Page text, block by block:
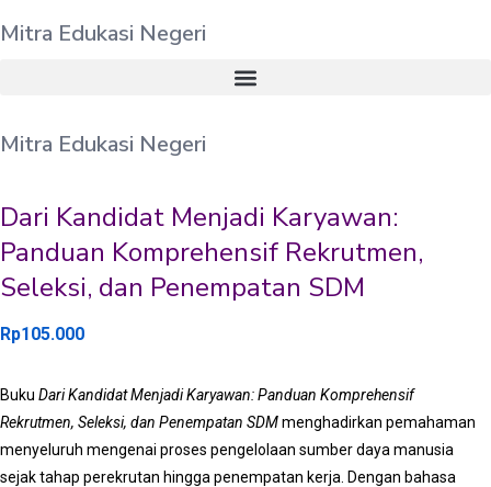
Mitra Edukasi Negeri
Mitra Edukasi Negeri
Dari Kandidat Menjadi Karyawan:
Panduan Komprehensif Rekrutmen,
Seleksi, dan Penempatan SDM
Rp105.000
Buku Dari Kandidat Menjadi Karyawan: Panduan Komprehensif
Rekrutmen, Seleksi, dan Penempatan SDMmenghadirkan pemahaman
menyeluruh mengenai proses pengelolaan sumber daya manusia
sejak tahap perekrutan hingga penempatan kerja. Dengan bahasa